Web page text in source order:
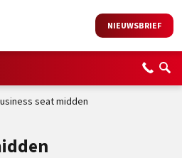
NIEUWSBRIEF
seat midden